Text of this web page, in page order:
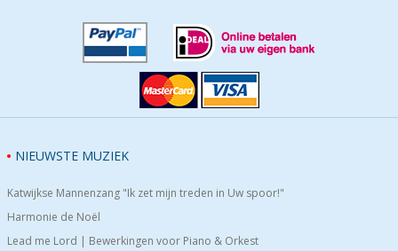
NIEUWSTE MUZIEK
Katwijkse Mannenzang "Ik zet mijn treden in Uw spoor!"
Harmonie de Noël
Lead me Lord | Bewerkingen voor Piano & Orkest